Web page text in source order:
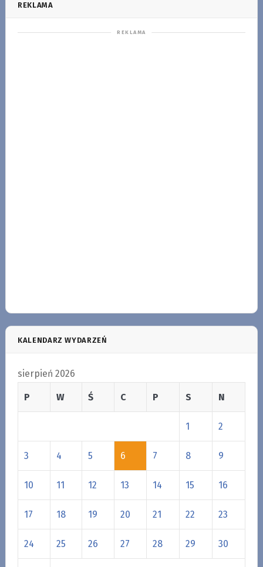
REKLAMA
KALENDARZ WYDARZEŃ
sierpień 2026
P W Ś C P S N
1 2
3 4 5 6 7 8 9
10 11 12 13 14 15 16
17 18 19 20 21 22 23
24 25 26 27 28 29 30